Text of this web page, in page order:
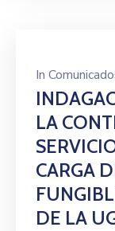
In
LA
CARGA
DE LA